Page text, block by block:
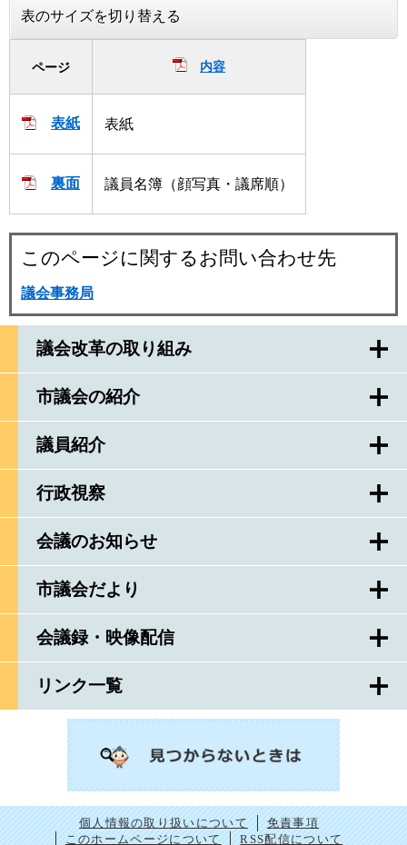
議会改革の取り組み
市議会の紹介
議員紹介
行政視察
会議のお知らせ
市議会だより
会議録・映像配信
リンク一覧
表のサイズを切り替える
ページ 内容
表紙 表紙
裏面 議員名簿（顔写真・議席順）
このページに関するお問い合わせ先
議会事務局
個人情報の取り扱いについて
免責事項
このホームページについて
RSS配信について